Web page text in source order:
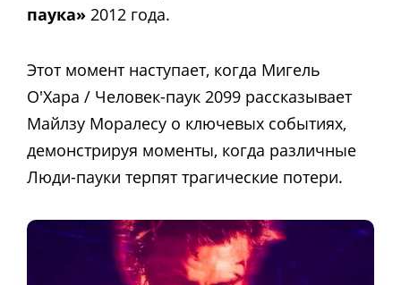
паука» 2012 года.
Этот момент наступает, когда Мигель
О'Хара / Человек-паук 2099 рассказывает
Майлзу Моралесу о ключевых событиях,
демонстрируя моменты, когда различные
Люди-пауки терпят трагические потери.